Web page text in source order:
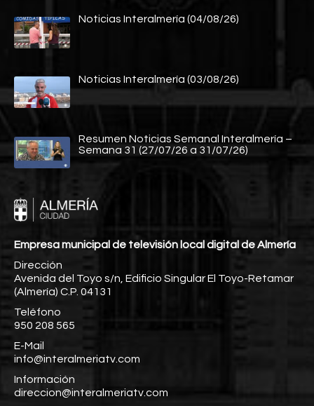
Noticias Interalmería (04/08/26)
Noticias Interalmería (03/08/26)
Resumen Noticias Semanal Interalmería –
Semana 31 (27/07/26 a 31/07/26)
Empresa municipal de televisión local digital de Almería
Dirección
Avenida del Toyo s/n, Edificio Singular El Toyo-Retamar
(Almería) C.P. 04131
Teléfono
950 208 565
E-Mail
info@interalmeriatv.com
Información
direccion@interalmeriatv.com